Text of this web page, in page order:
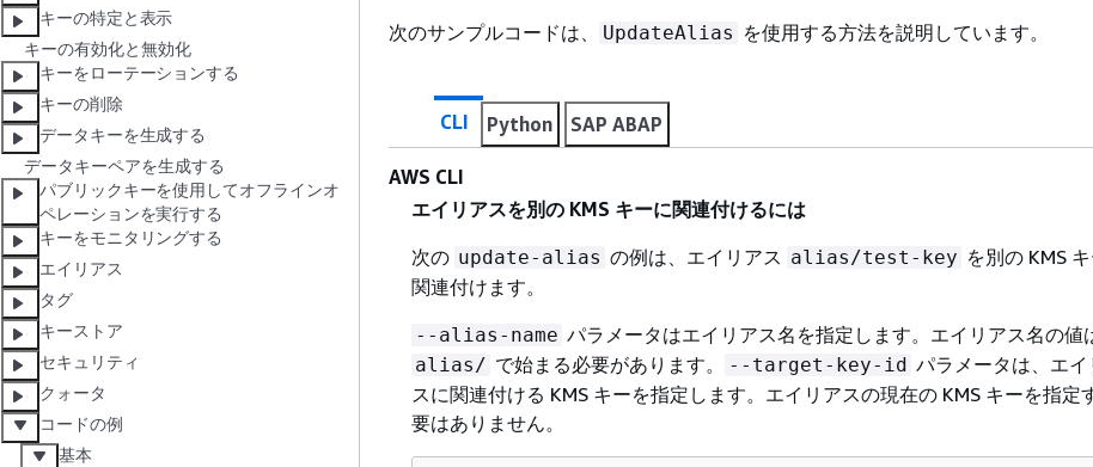
キーの特定と表示
キーの有効化と無効化
キーをローテーションする
キーの削除
データキーを生成する
データキーペアを生成する
パブリックキーを使用してオフラインオ
ペレーションを実行する
キーをモニタリングする
エイリアス
タグ
キーストア
セキュリティ
クォータ
コードの例
基本
次のサンプルコードは、 UpdateAlias を使用する方法を説明しています。
CLI Python SAP ABAP
AWS CLI
エイリアスを別の KMS キーに関連付けるには
次の update-alias の例は、エイリアス alias/test-key を別の KMS
関連付けます。
--alias-name パラメータはエイリアス名を指定します。エイリアス名の値
alias/ で始まる必要があります。 --target-key-id パラメータは、エイ
スに関連付ける KMS キーを指定します。エイリアスの現在の KMS キーを指定
要はありません。